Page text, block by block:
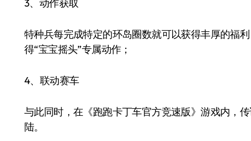
3、动作获取
特种兵每完成特定的环岛圈数就可以获得丰厚的福
得“宝宝摇头”专属动作；
4、联动赛车
与此同时，在《跑跑卡丁车官方竞速版》游戏内，
陆。